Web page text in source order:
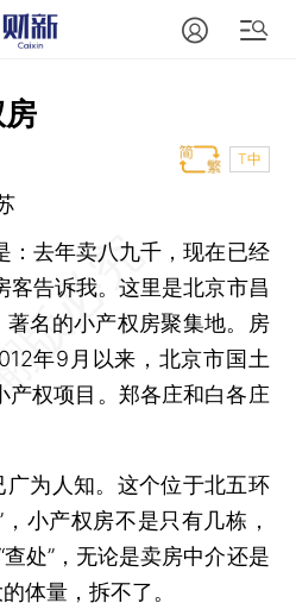
T中
去年卖八九千，现在已经
客告诉我。这里是北京市昌
名的小产权房聚集地。房
年9月以来，北京市国土
产权项目。郑各庄和白各庄
为人知。这个位于北五环
小产权房不是只有几栋，
处”，无论是卖房中介还是
体量，拆不了。